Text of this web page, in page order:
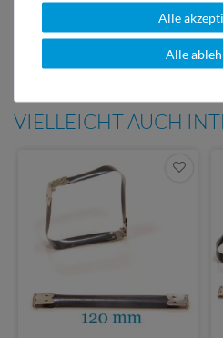
Über 110 Gratis
Schnittmuster
VIELLEICHT AUCH
Alle
Alle